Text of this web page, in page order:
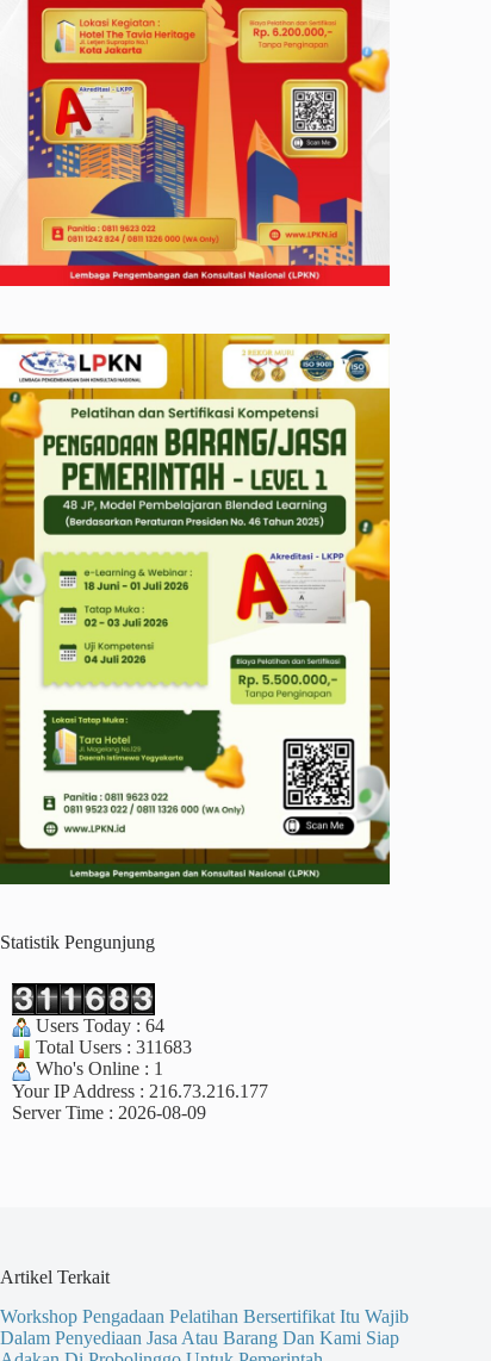
Statistik Pengunjung
Users Today : 64
Total Users : 311683
Who's Online : 1
Your IP Address : 216.73.216.177
Server Time : 2026-08-09
Artikel Terkait
Workshop Pengadaan Pelatihan Bersertifikat Itu Wajib
Dalam Penyediaan Jasa Atau Barang Dan Kami Siap